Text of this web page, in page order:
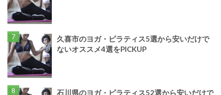
久喜市のヨガ・ピラティス5選から安いだけで
ないオススメ4選をPICKUP
石川県のヨガ・ピラティス52選から安いだけで